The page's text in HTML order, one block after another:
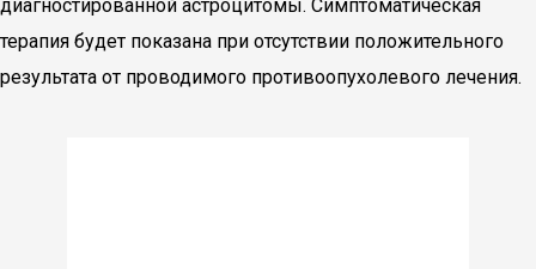
диагностированной астроцитомы. Симптоматическая
терапия будет показана при отсутствии положительного
результата от проводимого противоопухолевого лечения.